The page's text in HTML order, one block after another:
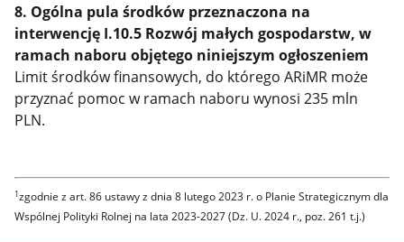
8. Ogólna pula środków przeznaczona na
interwencję I.10.5 Rozwój małych gospodarstw, w
ramach naboru objętego niniejszym ogłoszeniem
Limit środków finansowych, do którego ARiMR może
przyznać pomoc w ramach naboru wynosi 235 mln
PLN.
1zgodnie z art. 86 ustawy z dnia 8 lutego 2023 r. o Planie Strategicznym dla
Wspólnej Polityki Rolnej na lata 2023-2027 (Dz. U. 2024 r., poz. 261 t.j.)